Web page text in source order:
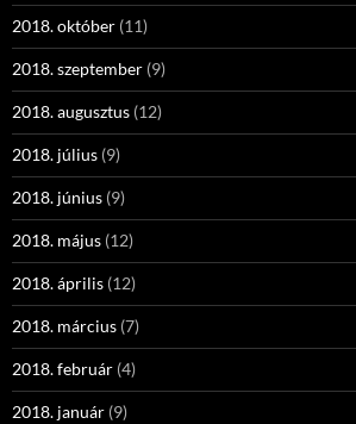
2018. október (11)
2018. szeptember (9)
2018. augusztus (12)
2018. július (9)
2018. június (9)
2018. május (12)
2018. április (12)
2018. március (7)
2018. február (4)
2018. január (9)